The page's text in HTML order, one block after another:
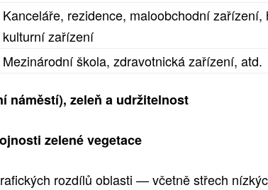
Kanceláře, rezidence, maloobchodní zařízení,
kulturní zařízení
Mezinárodní škola, zdravotnická zařízení, atd.
náměstí), zeleň a udržitelnost
zelené vegetace
rozdílů oblasti — včetně střech